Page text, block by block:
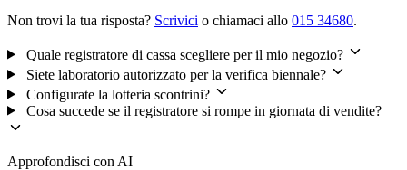
Non trovi la tua risposta? Scrivici o chiamaci allo 015 34680.
Quale registratore di cassa scegliere per il mio negozio?
Siete laboratorio autorizzato per la verifica biennale?
Configurate la lotteria scontrini?
Cosa succede se il registratore si rompe in giornata di vendite?
Approfondisci con AI